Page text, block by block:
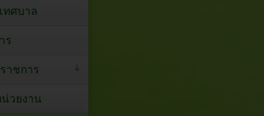
ทศบาล
ร
าชการ
วยงาน